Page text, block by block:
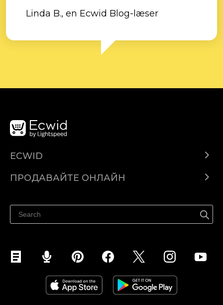
Linda B., en Ecwid Blog-læser
ECWID
Помощен център
ПРОДАВАЙТЕ ОНЛАЙН
Продавайте във Facebook
Продавайте в Instagram